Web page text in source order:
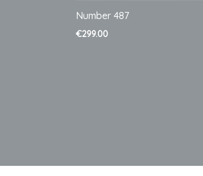
Number 487
€299.00